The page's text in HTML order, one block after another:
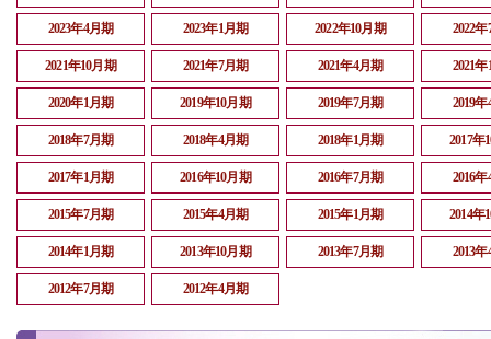
2023年4月期 2023年1月期 2022年10月期 2022
2021年10月期 2021年7月期 2021年4月期 2021
2020年1月期 2019年10月期 2019年7月期 2019
2018年7月期 2018年4月期 2018年1月期 2017年
2017年1月期 2016年10月期 2016年7月期 2016
2015年7月期 2015年4月期 2015年1月期 2014年
2014年1月期 2013年10月期 2013年7月期 2013
2012年7月期 2012年4月期